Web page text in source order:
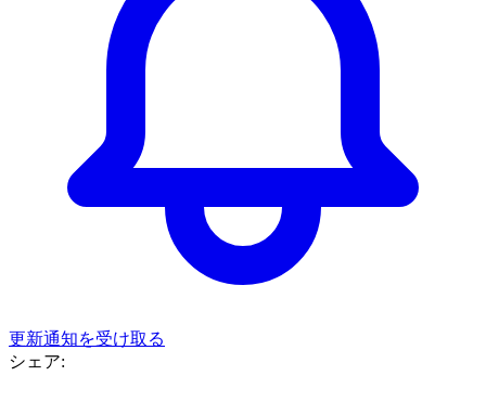
更新通知を受け取る
シェア: